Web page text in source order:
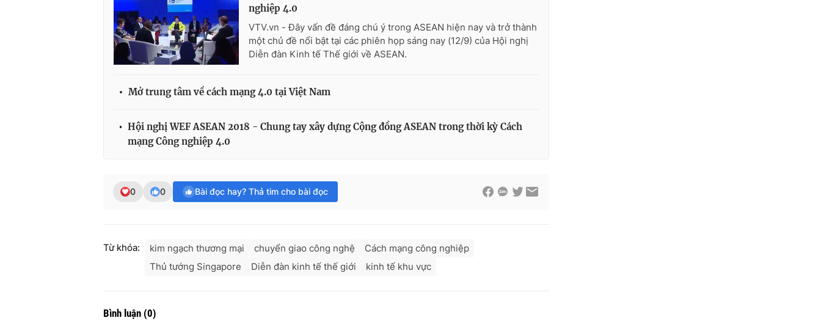
nghiệp 4.0
VTV.vn - Đây vấn đề đáng chú ý trong ASEAN hiện nay và trở thành
một chủ đề nổi bật tại các phiên họp sáng nay (12/9) của Hội nghị
Diễn đàn Kinh tế Thế giới về ASEAN.
Mở trung tâm về cách mạng 4.0 tại Việt Nam
Hội nghị WEF ASEAN 2018 - Chung tay xây dựng Cộng đồng ASEAN trong thời kỳ Cách
mạng Công nghiệp 4.0
0 0 Bài đọc hay? Thả tim cho bài đọc
Từ khóa: kim ngạch thương mại chuyển giao công nghệ
Cách mạng công nghiệp
Thủ tướng Singapore
Diễn đàn kinh tế thế giới kinh tế khu vực
Bình luận (0)